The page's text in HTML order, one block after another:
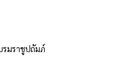
รมราชูปถัมภ์